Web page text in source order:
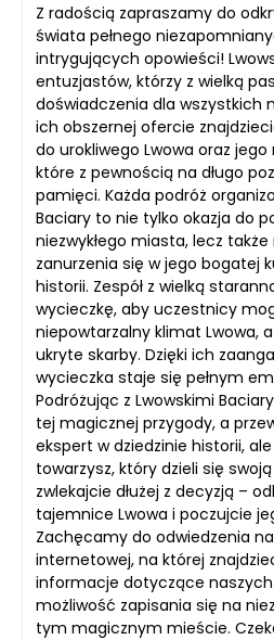
Z radością zapraszamy do
świata pełnego
intrygujących opowieści!
entuzjastów, którzy z wielką
doświadczenia dla wszystkich
ich obszernej ofercie
do urokliwego Lwowa oraz
które z pewnością na długo
pamięci. Każda podróż
Baciary to nie tylko okazja do
niezwykłego miasta, lecz
zanurzenia się w jego bogatej
historii. Zespół z wielką
wycieczkę, aby uczestnicy
niepowtarzalny klimat Lwowa,
ukryte skarby. Dzięki ich
wycieczka staje się pełnym
Podróżując z Lwowskimi
tej magicznej przygody, a
ekspert w dziedzinie historii,
towarzysz, który dzieli się
zwlekajcie dłużej z decyzją –
tajemnice Lwowa i poczujcie
Zachęcamy do odwiedzenia
internetowej, na której
informacje dotyczące
możliwość zapisania się na
tym magicznym mieście.